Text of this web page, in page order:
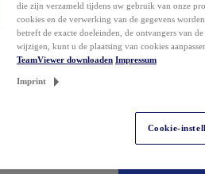
die zijn verzameld tijdens uw gebruik van onze
cookies en de verwerking van de gegevens
betreft de exacte doeleinden, de ontvangers van
wijzigen, kunt u de plaatsing van cookies
TeamViewer downloaden Impressum
Imprint
Cookie-